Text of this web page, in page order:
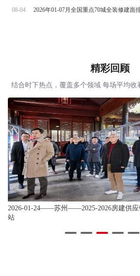
08-04
2026年01-07月全国重点70城全装修建面
精彩回顾
结合时下热点，覆盖多个领域 每场平均收
2026-01-24——苏州——2025-2026房建供应
站